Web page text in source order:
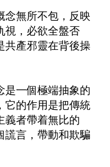
念無所不包，反映
視，必欲全盤否
共產邪靈在背後操
是一個極端抽象的
它的作用是把傳統
義者帶着無比的
謊言，帶動和欺騙